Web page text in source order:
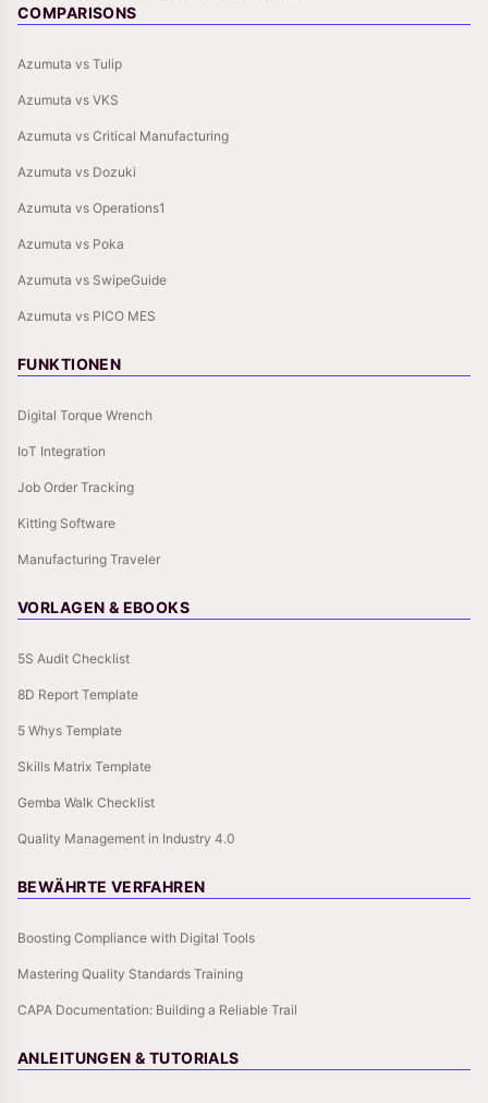
COMPARISONS
Azumuta vs Tulip
Azumuta vs VKS
Azumuta vs Critical Manufacturing
Azumuta vs Dozuki
Azumuta vs Operations1
Azumuta vs Poka
Azumuta vs SwipeGuide
Azumuta vs PICO MES
FUNKTIONEN
Digital Torque Wrench
IoT Integration
Job Order Tracking
Kitting Software
Manufacturing Traveler
VORLAGEN & EBOOKS
5S Audit Checklist
8D Report Template
5 Whys Template
Skills Matrix Template
Gemba Walk Checklist
Quality Management in Industry 4.0
BEWÄHRTE VERFAHREN
Boosting Compliance with Digital Tools
Mastering Quality Standards Training
CAPA Documentation: Building a Reliable Trail
ANLEITUNGEN & TUTORIALS